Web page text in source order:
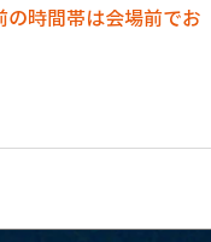
時間帯は会場前でお